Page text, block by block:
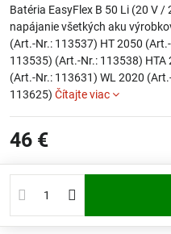
Batéria EasyFlex B 50 Li (20 V
napájanie všetkých aku
(Art.-Nr.: 113537) HT 2050
113535) (Art.-Nr.: 113538)
(Art.-Nr.: 113631) WL 2020
113625) Čítajte viac
46 €